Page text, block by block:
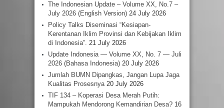
The Indonesian Update – Volume XX, No.7 –
July 2026 (English Version) 24 July 2026
Policy Talks Diseminasi “Kesiapan-
Kerentanan Iklim Provinsi dan Kebijakan Iklim
di Indonesia”. 21 July 2026
Update Indonesia — Volume XX, No. 7 — Juli
2026 (Bahasa Indonesia) 20 July 2026
Jumlah BUMN Dipangkas, Jangan Lupa Jaga
Kualitas Prosesnya 20 July 2026
TIF 134 – Koperasi Desa Merah Putih:
Mampukah Mendorong Kemandirian Desa? 16